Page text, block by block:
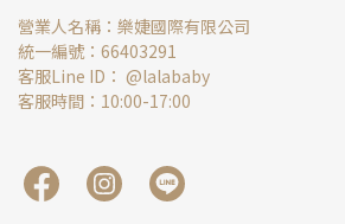
營業人名稱：樂婕國際有限公司
統一編號：66403291
客服Line ID： @lalababy
客服時間：10:00-17:00